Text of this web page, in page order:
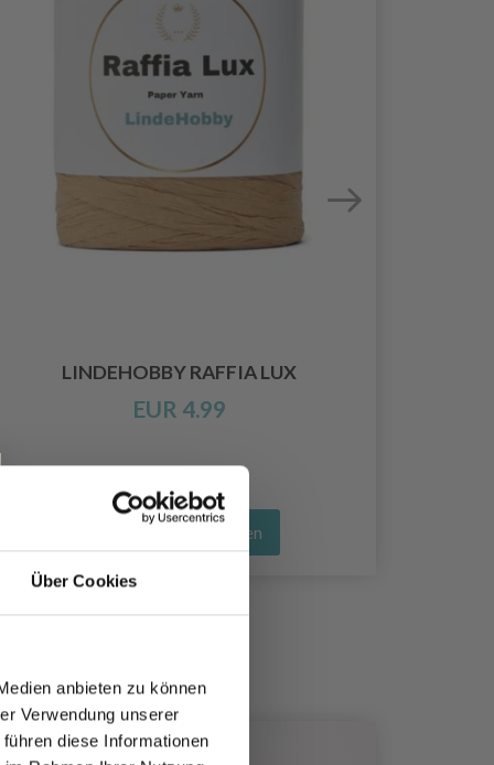
Über Cookies
anbieten zu können
Verwendung unserer
diese Informationen
LINDEHOBBY RAFFIA LUX
EUR 4.99
Alle Optionen ansehen